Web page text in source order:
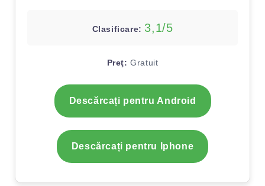
Clasificare: 3,1/5
Preţ: Gratuit
Descărcați pentru Android
Descărcați pentru Iphone